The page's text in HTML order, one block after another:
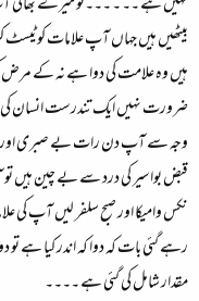
بیٹھیں ہیں جہاں آپ علامات کو
ہیں وہ علامت کی دوا ہے نہ کے مرض
ضرورت نہیں ایک تندرست انسان
وجہ سے آپ دن رات بے صبری اور
قبض بواسیر کی درد سے بے چین ہیں
نکس وامیکا اور صبح سلفر لیں آپ کی
رہے گئی بات کہ دوا کہ اندر کیا ہے تو
مقدار شامل کی گئی ہے ۔۔۔۔